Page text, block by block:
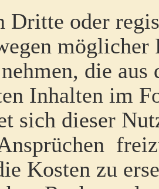
Dritte oder
möglicher
die
Inhalten im
sich dieser
Kosten zu